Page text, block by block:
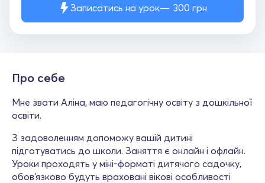
Записатись на урок 300 грн
Про себе
Мне звати Аліна, маю педагогічну освіту з дошкільної
освіти.
З задоволенням допоможу вашій дитині
підготуватись до школи. Заняття є онлайн і офлайн.
Уроки проходять у міні-форматі дитячого садочку,
обов'язково будуть враховані вікові особливості